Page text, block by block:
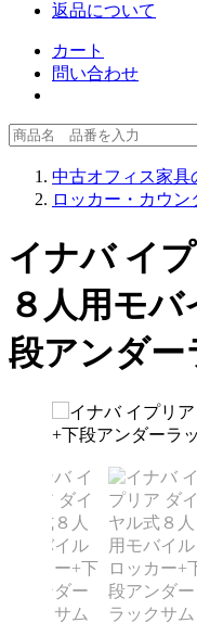
返品について
カート
問い合わせ
中古オフィス家具
ロッカー・カウン
イナバ イ
８人用モ
段アンダー